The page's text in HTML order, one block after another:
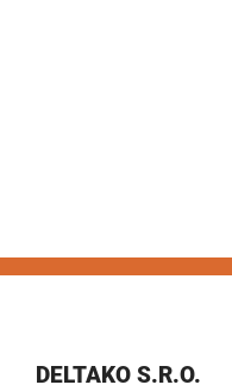
DELTAKO S.R.O.